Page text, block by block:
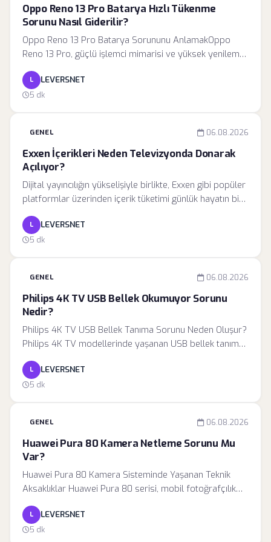
bu limitleri kendi tercihlerinize göre optimize etmeniz
mümkündür.
Oppo Reno 13 Pro Batarya Hızlı Tükenme
Sorunu Nasıl Giderilir?
Oppo Reno 13 Pro Batarya Sorununu AnlamakOppo
Reno 13 Pro, güçlü işlemci mimarisi ve yüksek yenileme
hızına sahip ekranı ile akıllı telefon pazarında üst
segmentte yer alıyor. Ancak, bu donanımsal güç, doğru
bir yazılım yönetimi ile birleşmediğinde ciddi enerji
genellikle cihazın bekleme modundayken bile yüksek
oranda enerji harcaması ve arka plan servislerinin
işlemciyi sürekli tetiklemesiyle ilişkilendiriliyor.
L
LEVERSNET
5 dk
GENEL 06.08.2026
Exxen İçerikleri Neden Televizyonda Donarak
Açılıyor?
Dijital yayıncılığın yükselişiyle birlikte, Exxen gibi popüler
platformlar üzerinden içerik tüketimi günlük hayatın bir
parçası haline geldi. Ancak, özellikle büyük ölçekli maç
yayınları veya popüler dizi prömiyerleri sırasında akıllı
televizyonlarda yaşanan donma ve takılma sorunları,
olarak değil; donanım, ağ yapısı ve sunucu etkileşimini
içeren karmaşık bir süreç olarak değerlendirilmelidir.
L
LEVERSNET
5 dk
GENEL 06.08.2026
Philips 4K TV USB Bellek Okumuyor Sorunu
Nedir?
Philips 4K TV USB Bellek Tanıma Sorunu Neden Oluşur?
Philips 4K TV modellerinde yaşanan USB bellek tanıma
hataları, kullanıcıların medya içeriklerine erişimini
engelleyen karmaşık bir süreçtir. Televizyonun harici bir
depolama birimini okuyamaması, genellikle basit bir
protokolleri arasındaki iletişim kopukluğundan
kaynaklanır.
L
LEVERSNET
5 dk
GENEL 06.08.2026
Huawei Pura 80 Kamera Netleme Sorunu Mu
Var?
Huawei Pura 80 Kamera Sisteminde Yaşanan Teknik
Aksaklıklar Huawei Pura 80 serisi, mobil fotoğrafçılık
dünyasında devrim niteliğinde optik yeniliklerle tanıtılmış
olsa da, kullanıcı deneyimi sürecinde beklenmedik teknik
zorluklar baş gösterdi. Özellikle profesyonel seviyede
L
LEVERSNET
5 dk